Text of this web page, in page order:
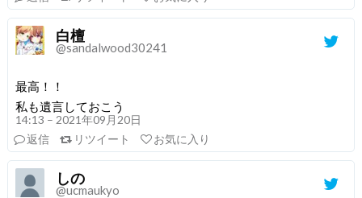
白檀
@sandalwood30241
最高！！
私も遺言しておこう
14:13 – 2021年09月20日
返信
リツイート お気に入り
しの
@ucmaukyo